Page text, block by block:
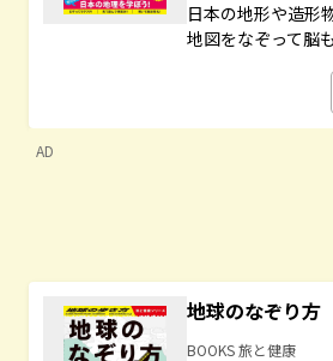
日本の地形や造形
地図をなぞって脳
AD
地球のなぞり
BOOKS 旅と健康